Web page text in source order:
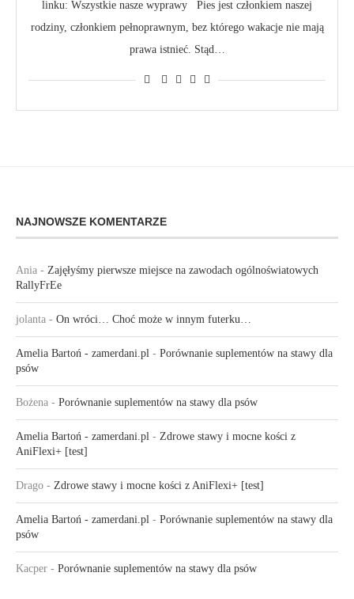
linku: Wszystkie nasze wyprawy Pies jest członkiem naszej
rodziny, członkiem pełnoprawnym, bez którego wakacje nie mają
prawa istnieć. Stąd…
NAJNOWSZE KOMENTARZE
Ania - Zajęłyśmy pierwsze miejsce na zawodach ogólnoświatowych
RallyFrEe
jolanta - On wróci… Choć może w innym futerku…
Amelia Bartoń - zamerdani.pl - Porównanie suplementów na stawy dla
psów
Bożena - Porównanie suplementów na stawy dla psów
Amelia Bartoń - zamerdani.pl - Zdrowe stawy i mocne kości z
AniFlexi+ [test]
Drago - Zdrowe stawy i mocne kości z AniFlexi+ [test]
Amelia Bartoń - zamerdani.pl - Porównanie suplementów na stawy dla
psów
Kacper - Porównanie suplementów na stawy dla psów